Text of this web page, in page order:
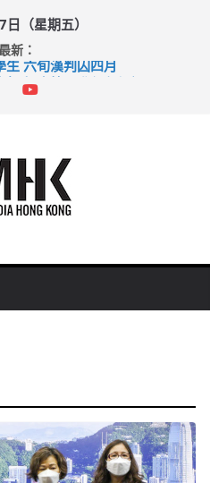
（星期五）
新：
生 六旬漢判囚四月
報表 倉管員准保釋候訊